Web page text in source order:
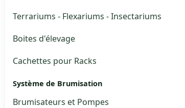
Terrariums - Flexariums - Insectariums
Boites d'élevage
Cachettes pour Racks
Système de Brumisation
Brumisateurs et Pompes